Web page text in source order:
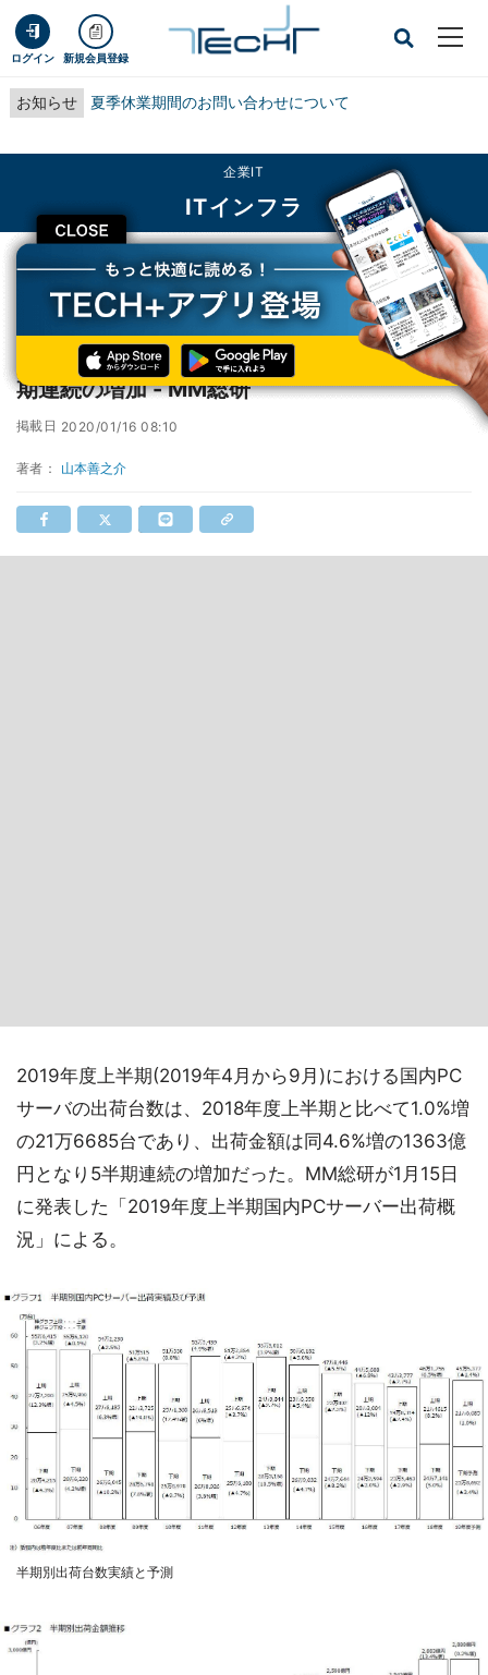
ログイン 新規会員登録
お知らせ 夏季休業期間のお問い合わせについて
CLOSE
企業IT
ITインフラ
TECH+ 企業IT
ITインフラ
国内PCサーバ市場、台数は3半期・金額は5半期連続の増加 - MM総研
国内PCサーバ市場、台数は3半期・金額は5半
期連続の増加 - MM総研
掲載日 2020/01/16 08:10
著者： 山本善之介
2019年度上半期(2019年4月から9月)における国内PC
サーバの出荷台数は、2018年度上半期と比べて1.0%増
の21万6685台であり、出荷金額は同4.6%増の1363億
円となり5半期連続の増加だった。MM総研が1月15日
に発表した「2019年度上半期国内PCサーバー出荷概
況」による。
半期別出荷台数実績と予測